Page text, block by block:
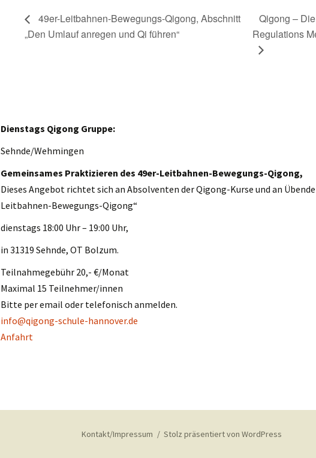
49er-Leitbahnen-Bewegungs-Qigong, Abschnitt
„Den Umlauf anregen und Qi führen“
Qigong –
Regulations
Dienstags Qigong Gruppe:
Sehnde/Wehmingen
Gemeinsames Praktizieren des 49er-Leitbahnen-Bewegungs-Qigong,
Dieses Angebot richtet sich an Absolventen der Qigong-Kurse und an Übende
Leitbahnen-Bewegungs-Qigong“
dienstags 18:00 Uhr – 19:00 Uhr,
in 31319 Sehnde, OT Bolzum.
Teilnahmegebühr 20,- €/Monat
Maximal 15 Teilnehmer/innen
Bitte per email oder telefonisch anmelden.
info@qigong-schule-hannover.de
Anfahrt
Kontakt/Impressum Stolz präsentiert von WordPress